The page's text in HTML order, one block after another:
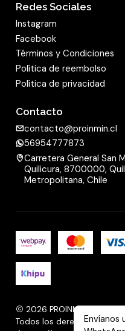
Redes Sociales
Instagram
Facebook
Términos y Condiciones
Política de reembolso
Política de privacidad
Contacto
contacto@proinmin.cl
56954777873
Carretera General San
Quilicura, 8700000,
Metropolitana, Chile
2026 PROINMIN.
Todos los derechosEnvíanos